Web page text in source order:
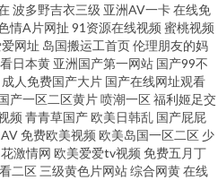
在线视频 草草浮力第一页 韩国三级av 男
音先锋少妇熟女 天堂网成人网 男同肛交
产精品夜夜 美女在线抠逼 日韩色情AV导
欧美性交另 五月天肏屄网 91网址在线
波多野吉衣三级 亚洲AV一卡在线免
情A片网扯 91资源在线视频 蜜桃视频
网址 岛国搬运工首页伦理朋友的妈
日本黄 亚洲国产第一网站 国产99不
成人免费国产大片 国产在线网址观看
产一区二区黄片喷潮一区福利姬足交
频 青青草国产欧美日韩乱 国产屁屁
免费欧美视频 欧美岛国一区二区 少
激情网 欧美爱爱tv视频 免费五月丁
二区 三级黄色片网站综合网黄在线